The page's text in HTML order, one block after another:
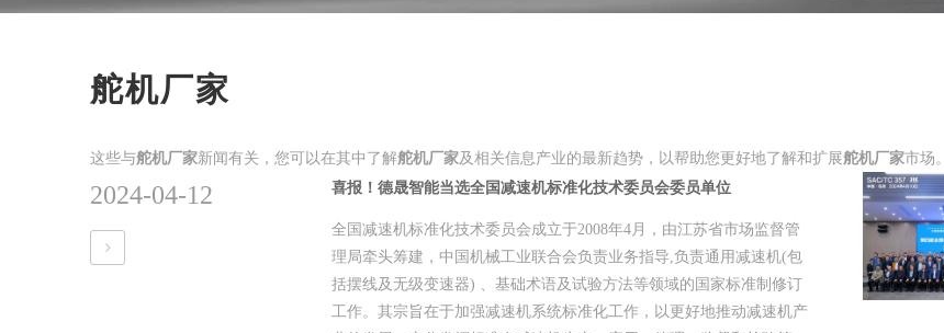
舵机厂家
这些与舵机厂家新闻有关，您可以在其中了解舵机厂家及相关信息产业的最新趋势，以帮助您更好地了解和扩展舵机厂家市场。
2024-04-12 喜报！德晟智能当选全国减速机标准化技术委员会委员单位
全国减速机标准化技术委员会成立于2008年4月，由江苏省市场监督管
理局牵头筹建，中国机械工业联合会负责业务指导,负责通用减速机(包
括摆线及无级变速器) 、基础术语及试验方法等领域的国家标准制修订
工作。其宗旨在于加强减速机系统标准化工作，以更好地推动减速机产